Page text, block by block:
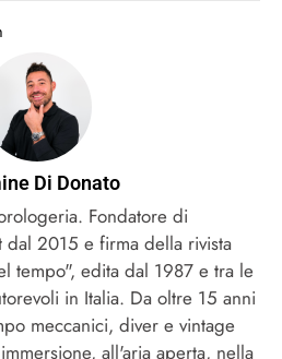
Di Donato
Fondatore di
dal 2015 e firma della rivista
tempo", edita dal 1987 e tra le
in Italia. Da oltre 15 anni
meccanici, diver e vintage
all'aria aperta, nella